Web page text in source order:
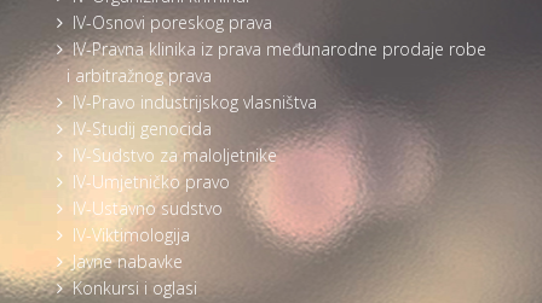
IV-Osnovi poreskog prava
IV-Pravna klinika iz prava međunarodne prodaje robe
i arbitražnog prava
IV-Pravo industrijskog vlasništva
IV-Studij genocida
IV-Sudstvo za maloljetnike
IV-Umjetničko pravo
IV-Ustavno sudstvo
IV-Viktimologija
Javne nabavke
Konkursi i oglasi